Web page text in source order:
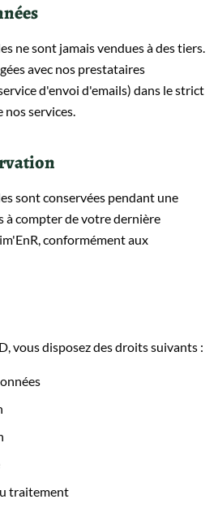
ne sont jamais vendues à des tiers.
avec nos prestataires
d'envoi d'emails) dans le strict
services.
sont conservées pendant une
à compter de votre dernière
conformément aux
vous disposez des droits suivants :
traitement